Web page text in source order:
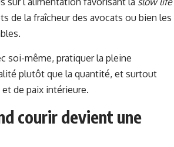
de la fraîcheur des avocats ou bien les
soi-même, pratiquer la pleine
plutôt que la quantité, et surtout
de paix intérieure.
courir devient une